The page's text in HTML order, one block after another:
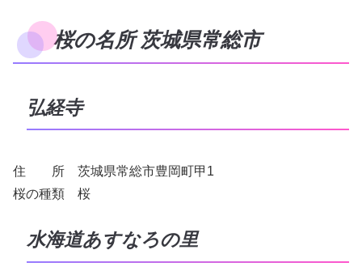
桜の名所 茨城県常総市
弘経寺
住 所 茨城県常総市豊岡町甲1
桜の種類 桜
水海道あすなろの里